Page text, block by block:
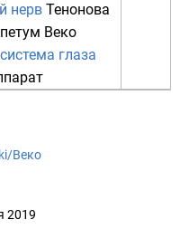
нерв Тенонова
Веко
глаза
Веко
2019